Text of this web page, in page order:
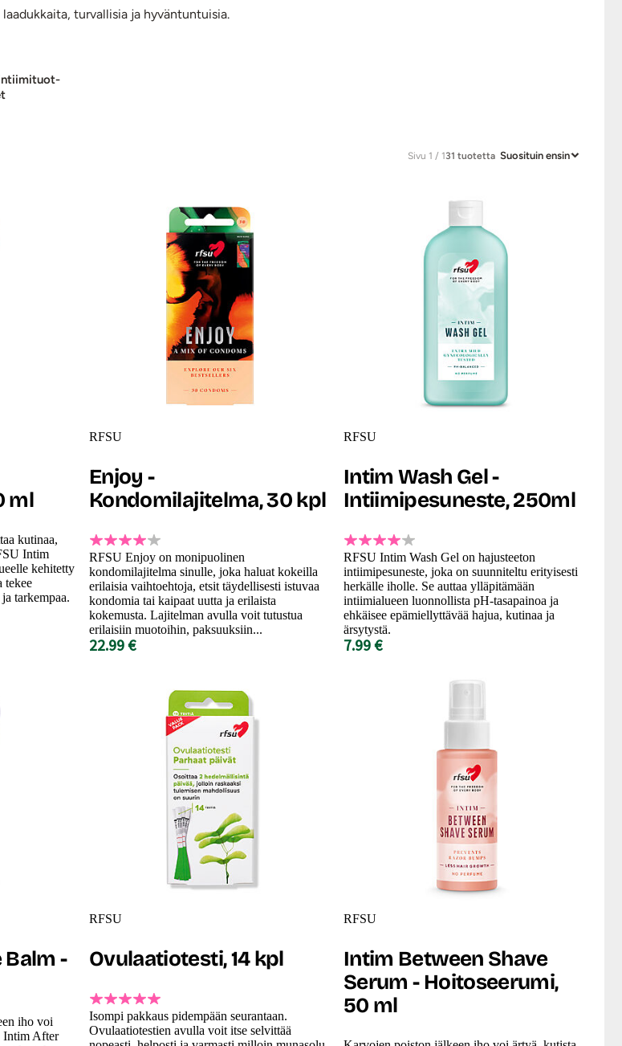
turvallisia ja hyväntuntuisia.
in­tii­mi­tuot­
Sivu 1 / 131 tuotetta Suosituin ensin
ml
kutinaa,
Intim
kehitetty
tekee
tarkempaa.
RFSU
Enjoy -
Kondomilajitelma, 30 kpl
RFSU Enjoy on monipuolinen
kondomilajitelma sinulle, joka haluat kokeilla
erilaisia vaihtoehtoja, etsit täydellisesti istuvaa
kondomia tai kaipaat uutta ja erilaista
kokemusta. Lajitelman avulla voit tutustua
erilaisiin muotoihin, paksuuksiin...
22.99 €
RFSU
Intim Wash Gel -
Intiimipesuneste, 250ml
RFSU Intim Wash Gel on hajusteeton
intiimipesuneste, joka on suunniteltu erityisesti
herkälle iholle. Se auttaa ylläpitämään
intiimialueen luonnollista pH-tasapainoa ja
ehkäisee epämiellyttävää hajua, kutinaa ja
ärsytystä.
7.99 €
-
iho voi
Intim After
RFSU
Ovulaatiotesti, 14 kpl
Isompi pakkaus pidempään seurantaan.
Ovulaatiotestien avulla voit itse selvittää
RFSU
Intim Between Shave
Serum - Hoitoseerumi,
50 ml